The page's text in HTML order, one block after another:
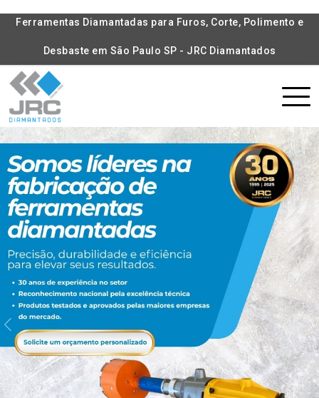
Ferramentas Diamantadas para Furos, Corte, Polimento e
Previous